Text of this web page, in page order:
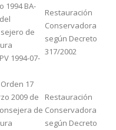
1994 BA-
de
1994-07-
Restauración
Conservadora
según Decreto
317/2002
17
2009 de
de
Restauración
Conservadora
según Decreto